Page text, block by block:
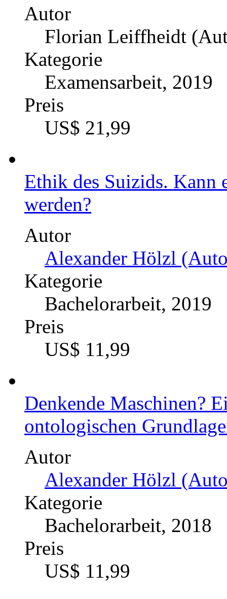
Autor
Florian Leiffheidt
Kategorie
Examensarbeit, 2019
Preis
US$ 21,99
Ethik des Suizids. Kann
werden?
Autor
Alexander Hölzl
Kategorie
Bachelorarbeit, 2019
Preis
US$ 11,99
Denkende Maschinen?
ontologischen
Autor
Alexander Hölzl
Kategorie
Bachelorarbeit, 2018
Preis
US$ 11,99